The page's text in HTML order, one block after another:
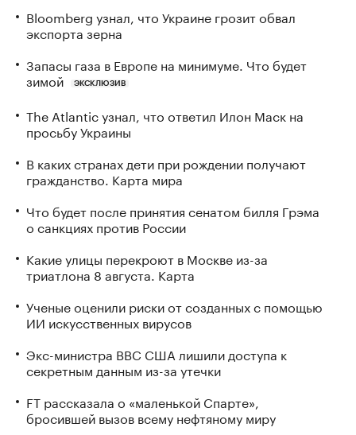
Bloomberg узнал, что Украине грозит обвал
экспорта зерна
Запасы газа в Европе на минимуме. Что будет
зимой
ЭКСКЛЮЗИВ
The Atlantic узнал, что ответил Илон Маск на
просьбу Украины
В каких странах дети при рождении получают
гражданство. Карта мира
Что будет после принятия сенатом билля Грэма
о санкциях против России
Какие улицы перекроют в Москве из-за
триатлона 8 августа. Карта
Ученые оценили риски от созданных с помощью
ИИ искусственных вирусов
Экс-министра ВВС США лишили доступа к
секретным данным из-за утечки
FT рассказала о «маленькой Спарте»,
бросившей вызов всему нефтяному миру